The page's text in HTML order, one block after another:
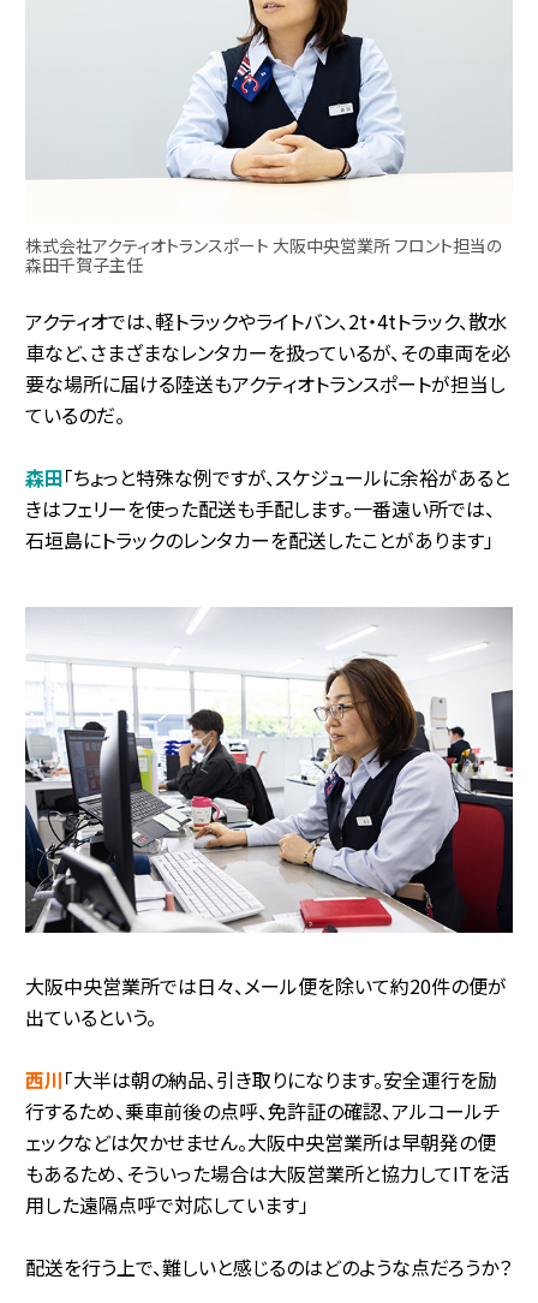
株式会社アクティオトランスポート 大阪中央営業所 フロント担当の
森田千賀子主任
アクティオでは、軽トラックやライトバン、2t・4tトラック、散水
車など、さまざまなレンタカーを扱っているが、その車両を必
要な場所に届ける陸送もアクティオトランスポートが担当し
ているのだ。
森田「ちょっと特殊な例ですが、スケジュールに余裕があると
きはフェリーを使った配送も手配します。一番遠い所では、
石垣島にトラックのレンタカーを配送したことがあります」
大阪中央営業所では日々、メール便を除いて約20件の便が
出ているという。
西川「大半は朝の納品、引き取りになります。安全運行を励
行するため、乗車前後の点呼、免許証の確認、アルコールチ
ェックなどは欠かせません。大阪中央営業所は早朝発の便
もあるため、そういった場合は大阪営業所と協力してITを活
用した遠隔点呼で対応しています」
配送を行う上で、難しいと感じるのはどのような点だろうか？